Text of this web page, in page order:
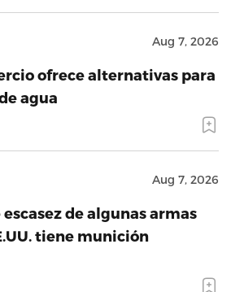
Aug 7, 2026
ofrece alternativas para
agua
Aug 7, 2026
de algunas armas
tiene munición